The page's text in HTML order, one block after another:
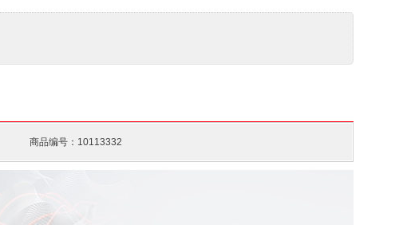
°C/储存-40 ... +70 °C
商品编号：10113332